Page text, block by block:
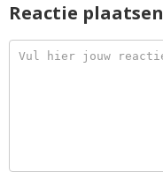
Reactie plaatsen